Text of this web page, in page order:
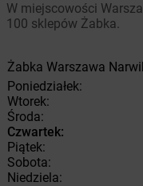
W miejscowości
100 sklepów Żabka.
Żabka Warszawa
Poniedziałek:
Wtorek:
Środa:
Czwartek:
Piątek:
Sobota:
Niedziela: